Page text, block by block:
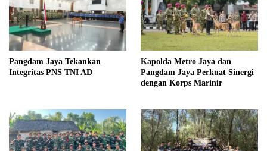
Pangdam Jaya Tekankan
Integritas PNS TNI AD
Kapolda Metro Jaya dan
Pangdam Jaya Perkuat Sinergi
dengan Korps Marinir